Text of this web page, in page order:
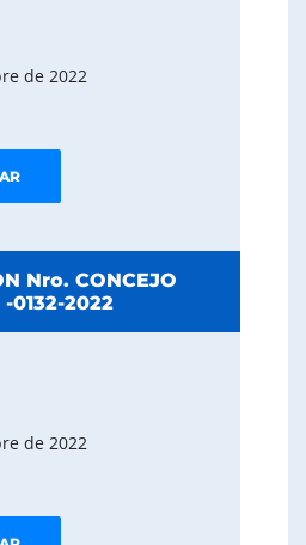
de 2022
Nro. CONCEJO
0132-2022
de 2022